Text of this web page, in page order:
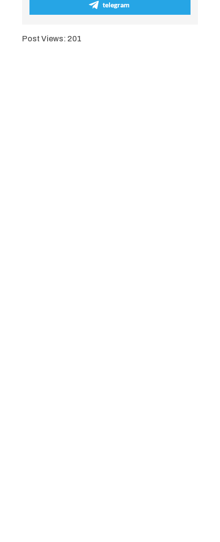
telegram
Post Views: 201